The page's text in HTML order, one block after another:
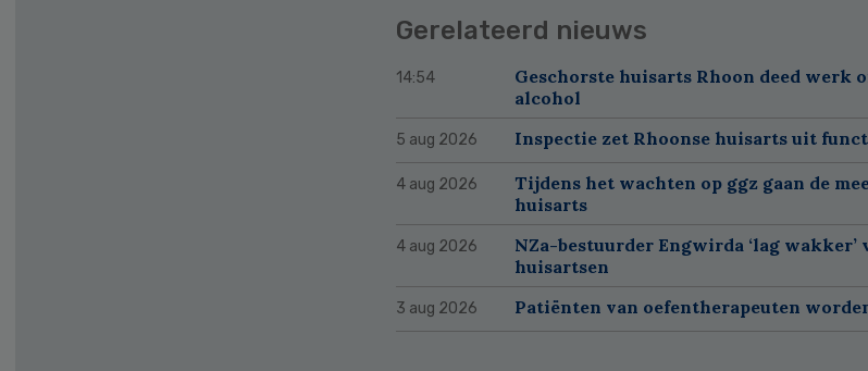
Gerelateerd nieuws
14:54
Geschorste huisarts Rhoon deed werk
alcohol
5 aug 2026 Inspectie zet Rhoonse huisarts uit
4 aug 2026
Tijdens het wachten op ggz gaan de
huisarts
4 aug 2026
NZa-bestuurder Engwirda ‘lag wakker’
huisartsen
3 aug 2026 Patiënten van oefentherapeuten